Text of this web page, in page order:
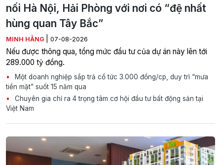
nối Hà Nội, Hải Phòng với nơi có “đệ nhất
hùng quan Tây Bắc”
MINH HẰNG 07-08-2026
Nếu được thông qua, tổng mức đầu tư của dự án này lên tới
289.000 tỷ đồng.
Một doanh nghiệp sắp trả cổ tức 3.000 đồng/cp, duy trì “mưa
tiền mặt” suốt 15 năm qua
Chuyên gia chỉ ra 4 trọng tâm cơ hội đầu tư bất động sản tại
Việt Nam